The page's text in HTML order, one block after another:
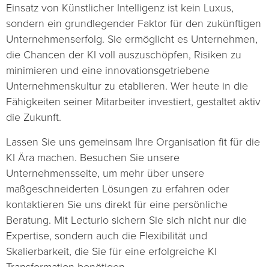
Einsatz von Künstlicher Intelligenz ist kein Luxus,
sondern ein grundlegender Faktor für den zukünftigen
Unternehmenserfolg. Sie ermöglicht es Unternehmen,
die Chancen der KI voll auszuschöpfen, Risiken zu
minimieren und eine innovationsgetriebene
Unternehmenskultur zu etablieren. Wer heute in die
Fähigkeiten seiner Mitarbeiter investiert, gestaltet aktiv
die Zukunft.
Lassen Sie uns gemeinsam Ihre Organisation fit für die
KI Ära machen. Besuchen Sie unsere
Unternehmensseite, um mehr über unsere
maßgeschneiderten Lösungen zu erfahren oder
kontaktieren Sie uns direkt für eine persönliche
Beratung. Mit Lecturio sichern Sie sich nicht nur die
Expertise, sondern auch die Flexibilität und
Skalierbarkeit, die Sie für eine erfolgreiche KI